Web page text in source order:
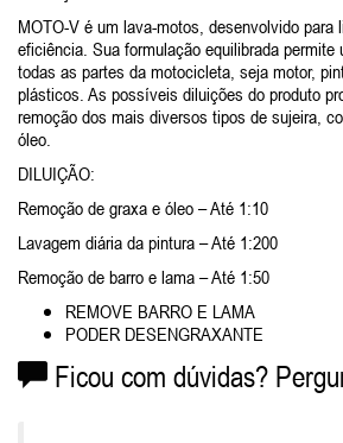
MOTO-V é um lava-motos, desenvolvido para
eficiência. Sua formulação equilibrada permite
todas as partes da motocicleta, seja motor,
plásticos. As possíveis diluições do produto
remoção dos mais diversos tipos de sujeira,
óleo.
DILUIÇÃO:
Remoção de graxa e óleo – Até 1:10
Lavagem diária da pintura – Até 1:200
Remoção de barro e lama – Até 1:50
REMOVE BARRO E LAMA
PODER DESENGRAXANTE
Ficou com dúvidas?